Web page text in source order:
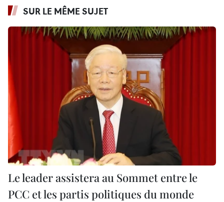
SUR LE MÊME SUJET
Le leader assistera au Sommet entre le
PCC et les partis politiques du monde